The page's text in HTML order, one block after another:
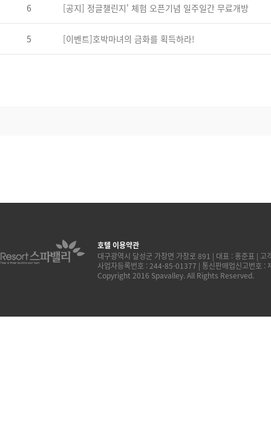
6 [공지] 정글챌린지' 체험 오픈기념 일주일간 무료개방
5 [이벤트]호박마녀의 금화를 획득하라!
호텔 이용약관
대구광역시 달성군 가창면 가창로 891 | 대표 : 홍준표 |
사업자등록번호 : 244-85-01377 | 통신판매업신고번호 :
Copyright 2016 Spavalley. All Rights Reserved.